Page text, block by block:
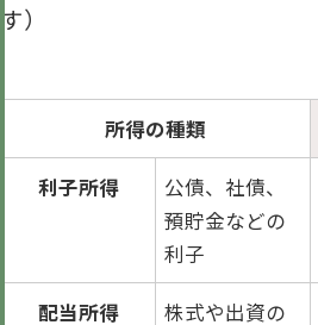
す）
所得の種類
利子所得
公債、社債、
預貯金などの
利子
配当所得
株式や出資の